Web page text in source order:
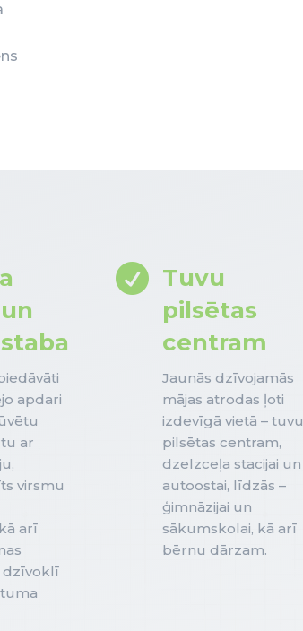
apdari
ar
virsmu
arī
dzīvoklī
 Tuvu
pilsētas
centram
Jaunās dzīvojamās
mājas atrodas ļoti
izdevīgā vietā – tuvu
pilsētas centram,
dzelzceļa stacijai un
autoostai, līdzās –
ģimnāzijai un
sākumskolai, kā arī
bērnu dārzam.